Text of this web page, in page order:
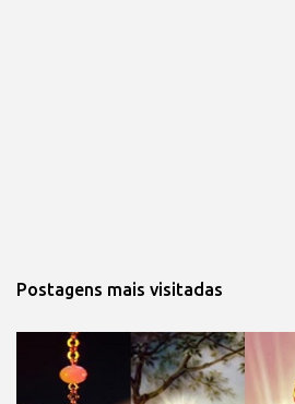
Postagens mais visitadas